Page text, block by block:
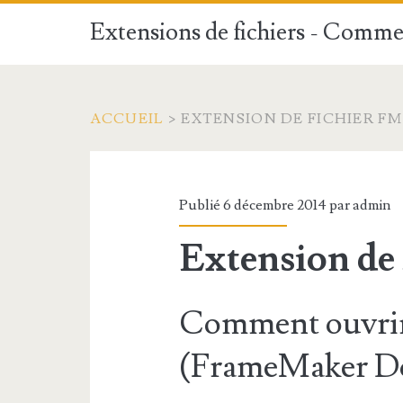
Extensions de fichiers -
ACCUEIL > EXTENSION DE FICHIER FM
Publié 6 décembre 2014 paradmin
Extension
Comment
(FrameMaker